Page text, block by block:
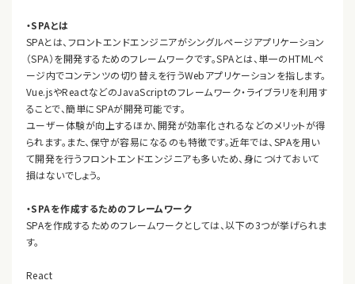
・SPAとは
SPAとは、フロントエンドエンジニアがシングルページアプリケーション
（SPA）を開発するためのフレームワークです。SPAとは、単一のHTMLペ
ージ内でコンテンツの切り替えを行うWebアプリケーションを指します。
Vue.jsやReactなどのJavaScriptのフレームワーク・ライブラリを利用す
ることで、簡単にSPAが開発可能です。
ユーザー体験が向上するほか、開発が効率化されるなどのメリットが得
られます。また、保守が容易になるのも特徴です。近年では、SPAを用い
て開発を行うフロントエンドエンジニアも多いため、身につけておいて
損はないでしょう。
・SPAを作成するためのフレームワーク
SPAを作成するためのフレームワークとしては、以下の3つが挙げられま
す。
React